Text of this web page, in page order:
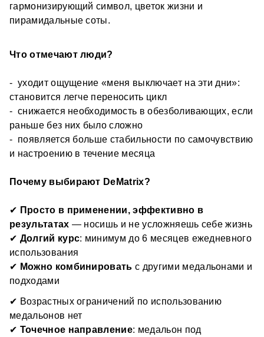
организм сам запускает восстановление.
поддержку иммунитета и органов
меньше воспалений и перегрузок
стабильное самочувствие без скачков
Ты не лечишь симптомы — ты
баланс системы
Ты выбираешь точечное направление:
иммунитет и вирусы
детокс и восстановление
сердце, печень, ЖКТ
гормональный баланс
стресс, кожа, суставы и др.
Один медальон = одна задача.
Можно комбинировать.
Почему это другой уровень?
гармонизирующий символ, цветок жизни и
пирамидальные соты.
Что отмечают люди?
-  уходит ощущение «меня выключает на эти дни»:
становится легче переносить цикл
-  снижается необходимость в обезболивающих, если
раньше без них было сложно
-  появляется больше стабильности по самочувствию
и настроению в течение месяца
Почему выбирают DeMatrix?
✔ Просто в применении, эффективно в
результатах — носишь и не усложняешь себе жизнь
✔ Долгий курс: минимум до 6 месяцев ежедневного
использования
✔ Можно комбинировать с другими медальонами и
подходами
✔ Возрастных ограничений по использованию
медальонов нет
✔ Точечное направление: медальон под